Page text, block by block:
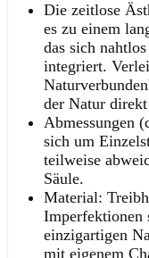
Die zeitlose
es zu einem
das sich
integriert.
der Natur
Abmessungen
sich um
teilweise
Säule.
Material:
Imperfektionen
einzigartigen
mit eigenem